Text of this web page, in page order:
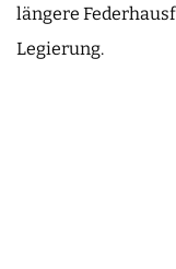
längere
Legierung.